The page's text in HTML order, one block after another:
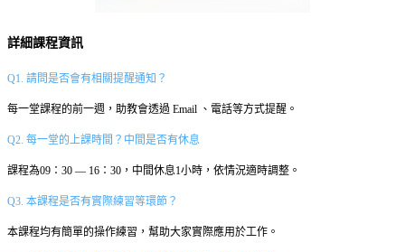
詳細課程資訊
Q1. 請問是否會有相關提醒通知？
每一堂課程的前一週，助教會透過 Email 、電話等方式提醒。
Q2. 每一堂的上課時間？中間是否有休息
課程為09：30 — 16：30，中間休息1小時，依情況適時調整。
Q3. 本課程是否有實際練習等環節？
本課程均有簡單的操作練習，幫助大家實際應用於工作。